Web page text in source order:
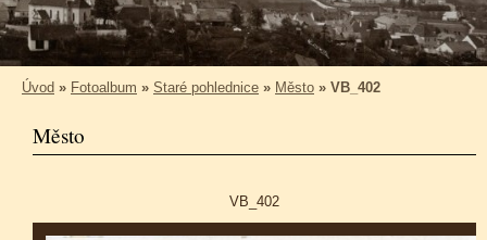
Úvod » Fotoalbum » Staré pohlednice » Město » VB_402
Město
VB_402